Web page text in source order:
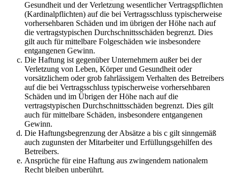
Gesundheit und der Verletzung wesentlicher Vertragspflichten
(Kardinalpflichten) auf die bei Vertragsschluss typischerweise
vorhersehbaren Schäden und im übrigen der Höhe nach auf
die vertragstypischen Durchschnittsschäden begrenzt. Dies
gilt auch für mittelbare Folgeschäden wie insbesondere
entgangenen Gewinn.
Die Haftung ist gegenüber Unternehmern außer bei der
Verletzung von Leben, Körper und Gesundheit oder
vorsätzlichem oder grob fahrlässigem Verhalten des Betreibers
auf die bei Vertragsschluss typischerweise vorhersehbaren
Schäden und im Übrigen der Höhe nach auf die
vertragstypischen Durchschnittsschäden begrenzt. Dies gilt
auch für mittelbare Schäden, insbesondere entgangenen
Gewinn.
Die Haftungsbegrenzung der Absätze a bis c gilt sinngemäß
auch zugunsten der Mitarbeiter und Erfüllungsgehilfen des
Betreibers.
Ansprüche für eine Haftung aus zwingendem nationalem
Recht bleiben unberührt.